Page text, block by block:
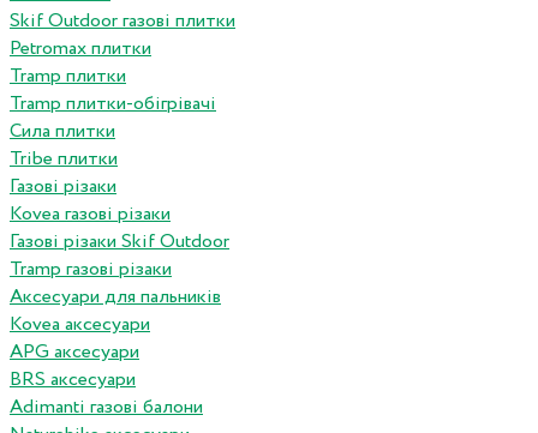
Skif Outdoor газові плитки
Petromax плитки
Tramp плитки
Tramp плитки-обігрівачі
Сила плитки
Tribe плитки
Газові різаки
Kovea газові різаки
Газові різаки Skif Outdoor
Tramp газові різаки
Аксесуари для пальників
Kovea аксесуари
APG аксесуари
BRS аксесуари
Adimanti газові балони